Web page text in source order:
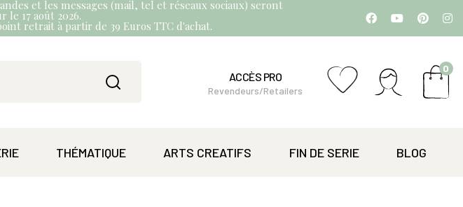
et les messages (mail, tel et réseaux sociaux) seront
17 août 2026.
retrait à partir de 39 Euros TTC d'achat.
ACCÈS PRO
Revendeurs/Retailers
0
THÉMATIQUE ARTS CREATIFS FIN DE SERIE BLOG